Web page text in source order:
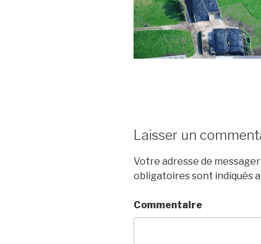
Laisser un
Votre adresse de
obligatoires sont indiqués
Commentaire